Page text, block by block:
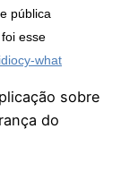
pública
esse
what
sobre
do